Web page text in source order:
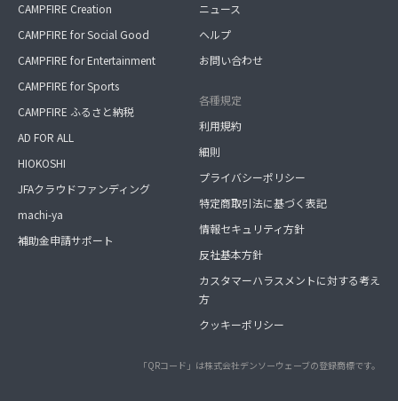
CAMPFIRE Creation
CAMPFIRE for Social Good
CAMPFIRE for Entertainment
CAMPFIRE for Sports
CAMPFIRE ふるさと納税
AD FOR ALL
HIOKOSHI
JFAクラウドファンディング
machi-ya
補助金申請サポート
ニュース
ヘルプ
お問い合わせ
各種規定
利用規約
細則
プライバシーポリシー
特定商取引法に基づく表記
情報セキュリティ方針
反社基本方針
カスタマーハラスメントに対する考え
方
クッキーポリシー
「QRコード」は株式会社デンソーウェーブの登録商標です。